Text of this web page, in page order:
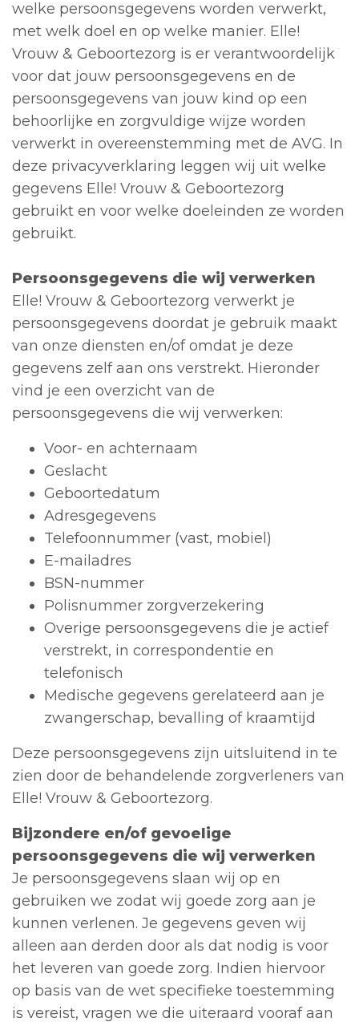
welke persoonsgegevens worden verwerkt,
met welk doel en op welke manier. Elle!
Vrouw & Geboortezorg is er verantwoordelijk
voor dat jouw persoonsgegevens en de
persoonsgegevens van jouw kind op een
behoorlijke en zorgvuldige wijze worden
verwerkt in overeenstemming met de AVG. In
deze privacyverklaring leggen wij uit welke
gegevens Elle! Vrouw & Geboortezorg
gebruikt en voor welke doeleinden ze worden
gebruikt.
Persoonsgegevens die wij verwerken
Elle! Vrouw & Geboortezorg verwerkt je
persoonsgegevens doordat je gebruik maakt
van onze diensten en/of omdat je deze
gegevens zelf aan ons verstrekt. Hieronder
vind je een overzicht van de
persoonsgegevens die wij verwerken:
Voor- en achternaam
Geslacht
Geboortedatum
Adresgegevens
Telefoonnummer (vast, mobiel)
E-mailadres
BSN-nummer
Polisnummer zorgverzekering
Overige persoonsgegevens die je actief
verstrekt, in correspondentie en
telefonisch
Medische gegevens gerelateerd aan je
zwangerschap, bevalling of kraamtijd
Deze persoonsgegevens zijn uitsluitend in te
zien door de behandelende zorgverleners van
Elle! Vrouw & Geboortezorg.
Bijzondere en/of gevoelige
persoonsgegevens die wij verwerken
Je persoonsgegevens slaan wij op en
gebruiken we zodat wij goede zorg aan je
kunnen verlenen. Je gegevens geven wij
alleen aan derden door als dat nodig is voor
het leveren van goede zorg. Indien hiervoor
op basis van de wet specifieke toestemming
is vereist, vragen we die uiteraard vooraf aan